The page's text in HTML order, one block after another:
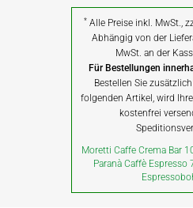
* Alle Preise inkl. MwSt.,
Abhängig von der
MwSt. an der
Für Bestellungen
Bestellen Sie
folgenden Artikel, wird
kostenfrei
Moretti Caffe Crema Bar
Paranà Caffè Espresso